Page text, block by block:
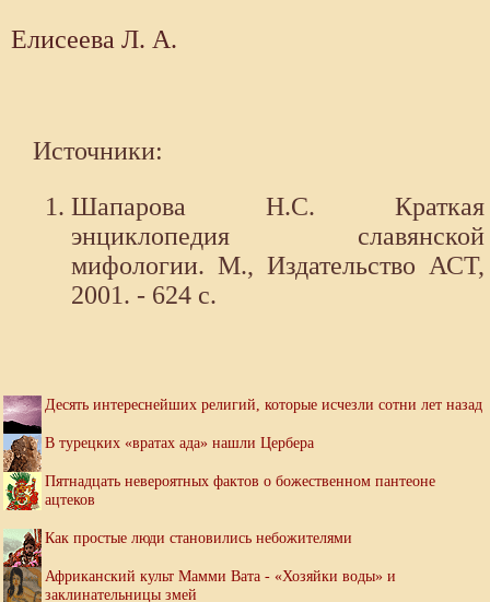
Елисеева Л. А.
Источники:
Шапарова Н.С. Краткая
энциклопедия славянской
мифологии. М., Издательство АСТ,
2001. - 624 с.
Десять интереснейших религий, которые исчезли сотни лет назад
В турецких «вратах ада» нашли Цербера
Пятнадцать невероятных фактов о божественном пантеоне
ацтеков
Как простые люди становились небожителями
Африканский культ Мамми Вата - «Хозяйки воды» и
заклинательницы змей